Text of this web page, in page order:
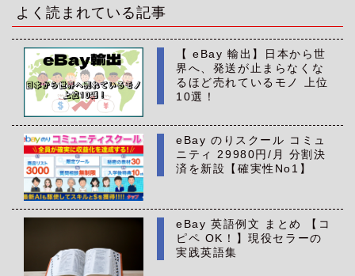
ブ
よく読まれている記事
【 eBay 輸出】日本から世
界へ、発送が止まらなくな
るほど売れているモノ 上位
10選！
eBay のりスクール コミュ
ニティ 29980円/月 分割決
済を新設【確実性No1】
eBay 英語例文 まとめ 【コ
ピペ OK！】現役セラーの
実践英語集